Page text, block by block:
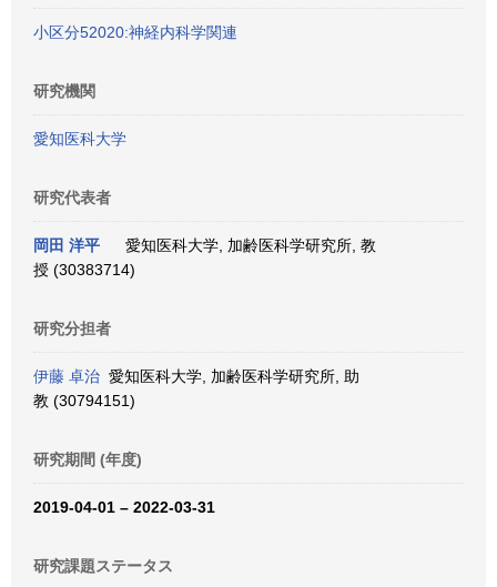
小区分52020:神経内科学関連
研究機関
愛知医科大学
研究代表者
岡田 洋平
愛知医科大学, 加齢医科学研究所, 教
授 (30383714)
研究分担者
伊藤 卓治 愛知医科大学, 加齢医科学研究所, 助
教 (30794151)
研究期間 (年度)
2019-04-01 – 2022-03-31
研究課題ステータス